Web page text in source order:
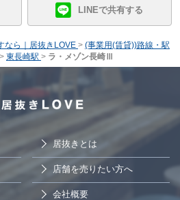
LINEで共有する
なら｜居抜きLOVE > (事業用(賃貸))路線・駅
> 東長崎駅 > ラ・メゾン長崎Ⅲ
居抜きとは
店舗を売りたい方へ
会社概要